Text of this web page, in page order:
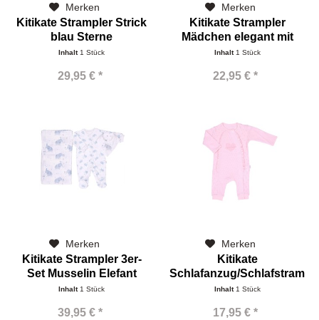
Merken
Kitikate Strampler Strick
blau Sterne
Inhalt 1 Stück
29,95 € *
Merken
Kitikate Strampler
Mädchen elegant mit
Rüschchen
Inhalt 1 Stück
22,95 € *
Merken
Kitikate Strampler 3er-
Set Musselin Elefant
Inhalt1 Stück
39,95 € *
Merken
Kitikate
Schlafanzug/
rosa mit...
Inhalt1 Stück
17,95 € *